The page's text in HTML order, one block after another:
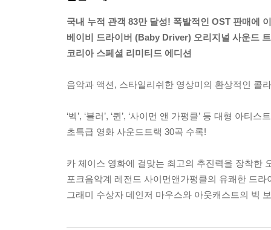
국내 누적 관객 83만 달성! 폭발적인 OST 판매에
베이비 드라이버 (Baby Driver) 오리지널 사운드
코리아 스페셜 리미티드 에디션
음악과 액션, 스타일리쉬한 영상미의 환상적인 콜
‘벡’, ‘블러’, ‘퀸’, ‘사이먼 앤 가펑클’ 등 대형 아티스
초특급 영화 사운드트랙 30곡 수록!
카 체이스 영화에 걸맞는 최고의 추진력을 장착한
포크음악계 레전드 사이먼앤가펑클의 유쾌한 드라
그래미 수상자 데인저 마우스와 아웃캐스트의 빅